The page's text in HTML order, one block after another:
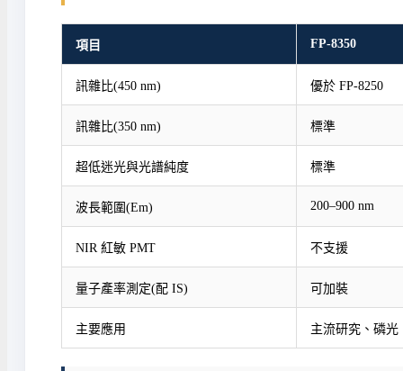
項目 FP-8350
訊雜比(450 nm) 優於 FP-8250
訊雜比(350 nm) 標準
超低迷光與光譜純度 標準
波長範圍(Em) 200–900 nm
NIR 紅敏 PMT 不支援
量子產率測定(配 IS) 可加裝
主要應用 主流研究、磷光